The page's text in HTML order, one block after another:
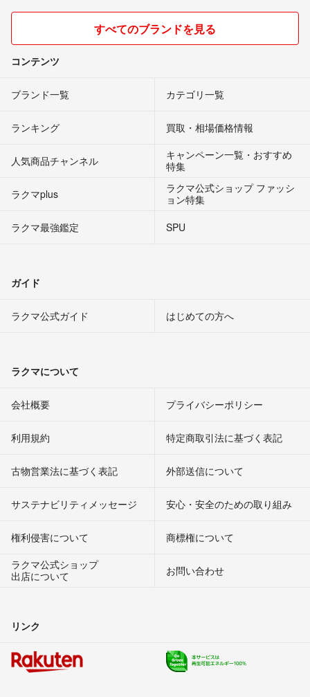
すべてのブランドを見る
コンテンツ
ブランド一覧 カテゴリ一覧
ランキング 買取・相場価格情報
人気商品チャンネル
キャンペーン一覧・おすすめ
特集
ラクマplus
ラクマ公式ショップ ファッシ
ョン特集
ラクマ最強鑑定
SPU
ガイド
ラクマ公式ガイド はじめての方へ
ラクマについて
会社概要 プライバシーポリシー
利用規約 特定商取引法に基づく表記
古物営業法に基づく表記 外部送信について
サステナビリティメッセージ 安心・安全のための取り組み
権利侵害について
商標権について
ラクマ公式ショップ
出店について
お問い合わせ
リンク